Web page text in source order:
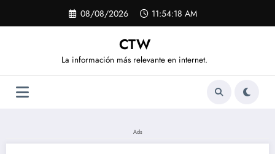
contenido
08/08/2026 11:54:18 AM
CTW
La información más relevante en internet.
Ads